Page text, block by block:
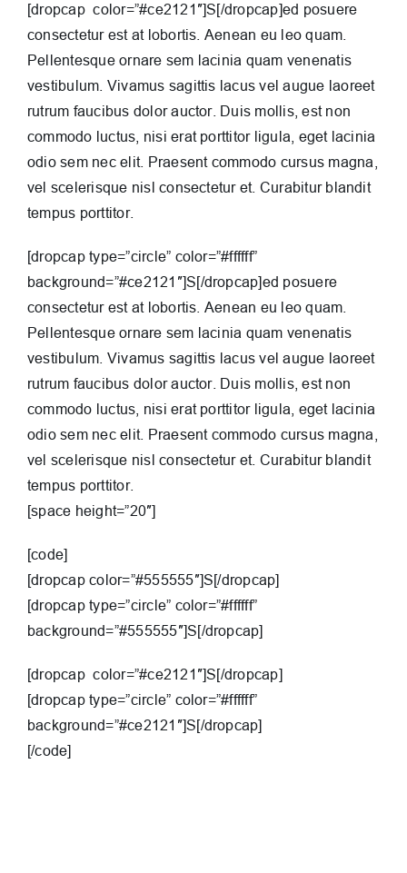
[dropcap color=”#ce2121″]S[/dropcap]ed posuere
consectetur est at lobortis. Aenean eu leo quam.
Pellentesque ornare sem lacinia quam venenatis
vestibulum. Vivamus sagittis lacus vel augue laoreet
rutrum faucibus dolor auctor. Duis mollis, est non
commodo luctus, nisi erat porttitor ligula, eget lacinia
odio sem nec elit. Praesent commodo cursus magna,
vel scelerisque nisl consectetur et. Curabitur blandit
tempus porttitor.
[dropcap type=”circle” color=”#ffffff”
background=”#ce2121″]S[/dropcap]ed posuere
consectetur est at lobortis. Aenean eu leo quam.
Pellentesque ornare sem lacinia quam venenatis
vestibulum. Vivamus sagittis lacus vel augue laoreet
rutrum faucibus dolor auctor. Duis mollis, est non
commodo luctus, nisi erat porttitor ligula, eget lacinia
odio sem nec elit. Praesent commodo cursus magna,
vel scelerisque nisl consectetur et. Curabitur blandit
tempus porttitor.
[space height=”20″]
[code]
[dropcap color=”#555555″]S[/dropcap]
[dropcap type=”circle” color=”#ffffff”
background=”#555555″]S[/dropcap]
[dropcap color=”#ce2121″]S[/dropcap]
[dropcap type=”circle” color=”#ffffff”
background=”#ce2121″]S[/dropcap]
[/code]